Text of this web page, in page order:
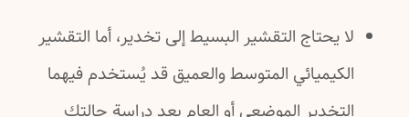
لا يحتاج التقشير البسيط إلى تخدير، أما التقشير
الكيميائي المتوسط والعميق قد يُستخدم فيهما
التخدير الموضعي أو العام بعد دراسة حالتك